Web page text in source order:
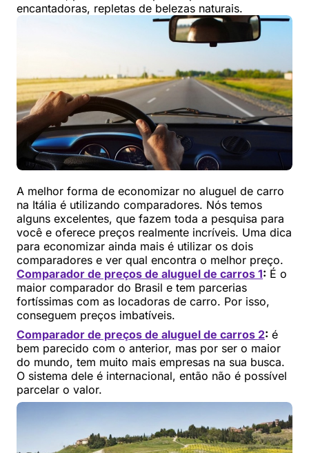
encantadoras, repletas de belezas naturais.
A melhor forma de economizar no aluguel de carro
na Itália é utilizando comparadores. Nós temos
alguns excelentes, que fazem toda a pesquisa para
você e oferece preços realmente incríveis. Uma dica
para economizar ainda mais é utilizar os dois
comparadores e ver qual encontra o melhor preço.
Comparador de preços de aluguel de carros 1: É o
maior comparador do Brasil e tem parcerias
fortíssimas com as locadoras de carro. Por isso,
conseguem preços imbatíveis.
Comparador de preços de aluguel de carros 2: é
bem parecido com o anterior, mas por ser o maior
do mundo, tem muito mais empresas na sua busca.
O sistema dele é internacional, então não é possível
parcelar o valor.